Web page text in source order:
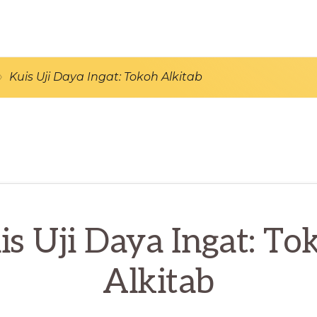
Kuis Uji Daya Ingat: Tokoh Alkitab
Uji Daya Ingat:
Alkitab